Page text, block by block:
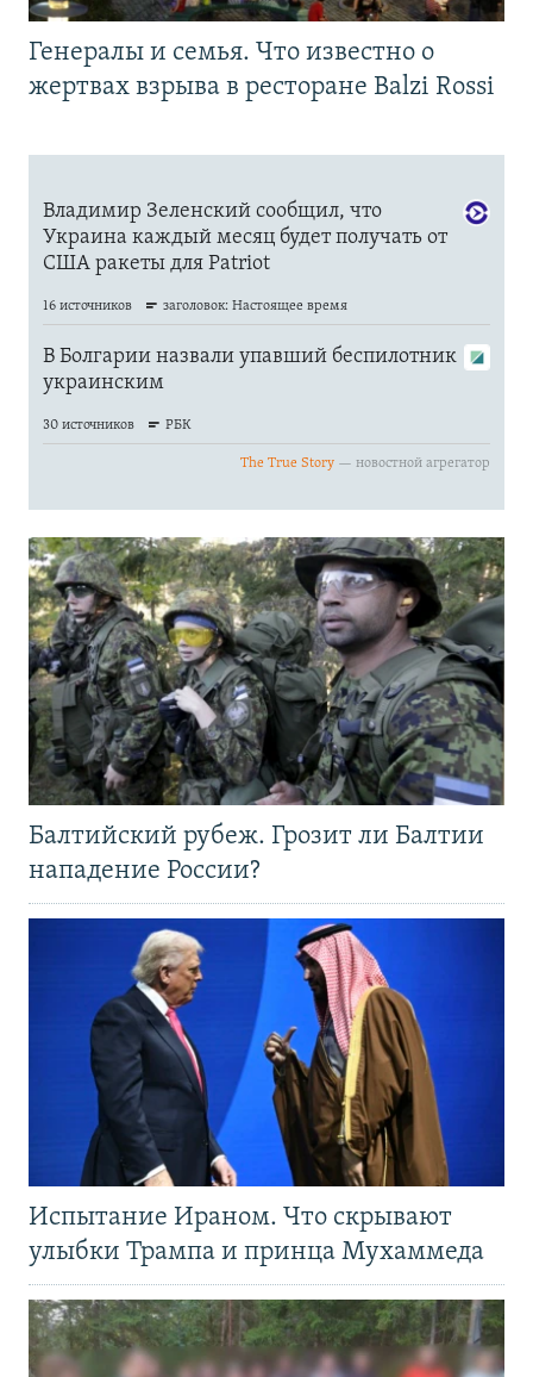
Генералы и семья. Что известно о
жертвах взрыва в ресторане Balzi Rossi
Балтийский рубеж. Грозит ли Балтии
нападение России?
Испытание Ираном. Что скрывают
улыбки Трампа и принца Мухаммеда